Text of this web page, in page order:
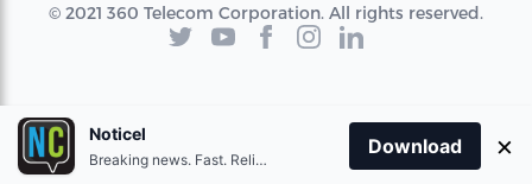
© 2021 360 Telecom Corporation. All rights reserved.
Noticel
Breaking news. Fast. Reliable.
Download ×